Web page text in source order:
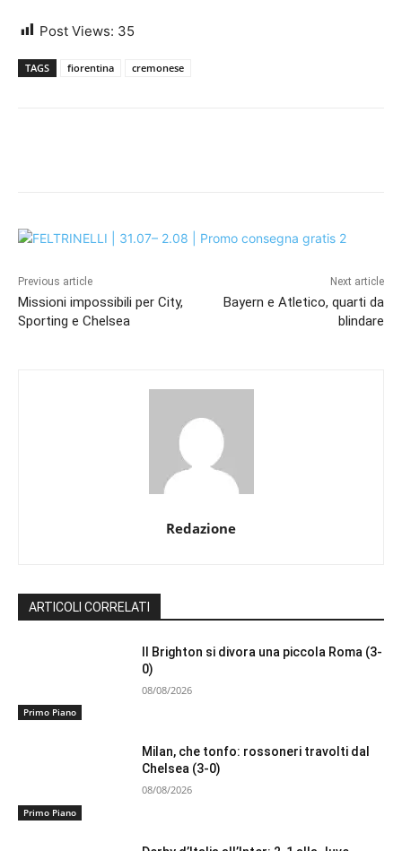
Post Views: 35
TAGS fiorentina cremonese
Previous article
Missioni impossibili per City,
Sporting e Chelsea
Next article
Bayern e Atletico, quarti da
blindare
Redazione
ARTICOLI CORRELATI
Primo Piano
Il Brighton si divora una piccola Roma (3-
0)
08/08/2026
Primo Piano
Milan, che tonfo: rossoneri travolti dal
Chelsea (3-0)
08/08/2026